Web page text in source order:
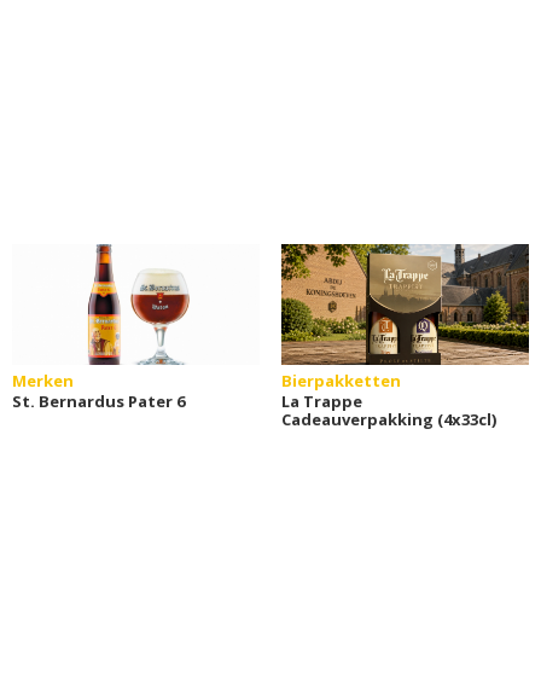
Merken
St. Bernardus Pater 6
Bierpakketten
La Trappe
Cadeauverpakking (4x33cl)